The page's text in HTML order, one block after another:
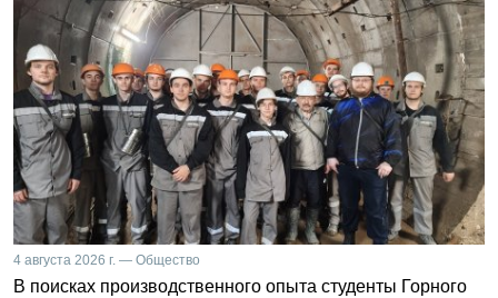
4 августа 2026 г. — Общество
В поисках производственного опыта студенты Горного